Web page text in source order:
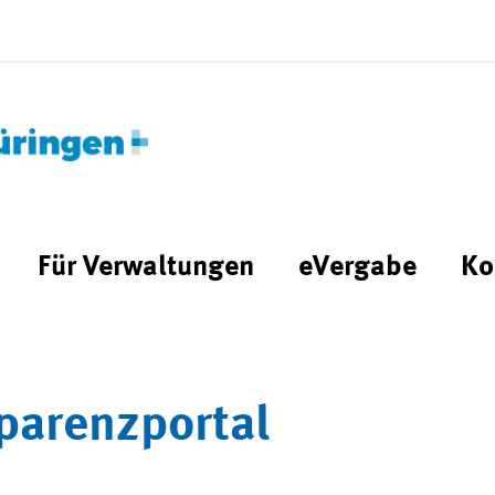
Für Verwaltungen eVergabe